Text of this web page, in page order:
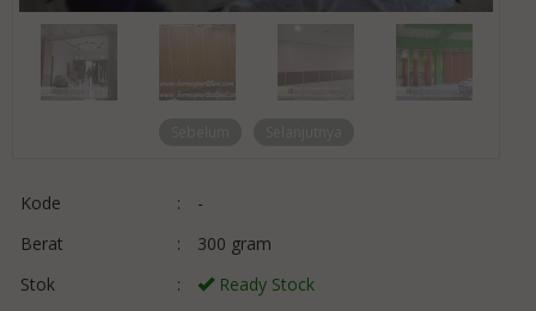
Kode :
-
Berat
:
300 gram
Stok
:
Ready Stock